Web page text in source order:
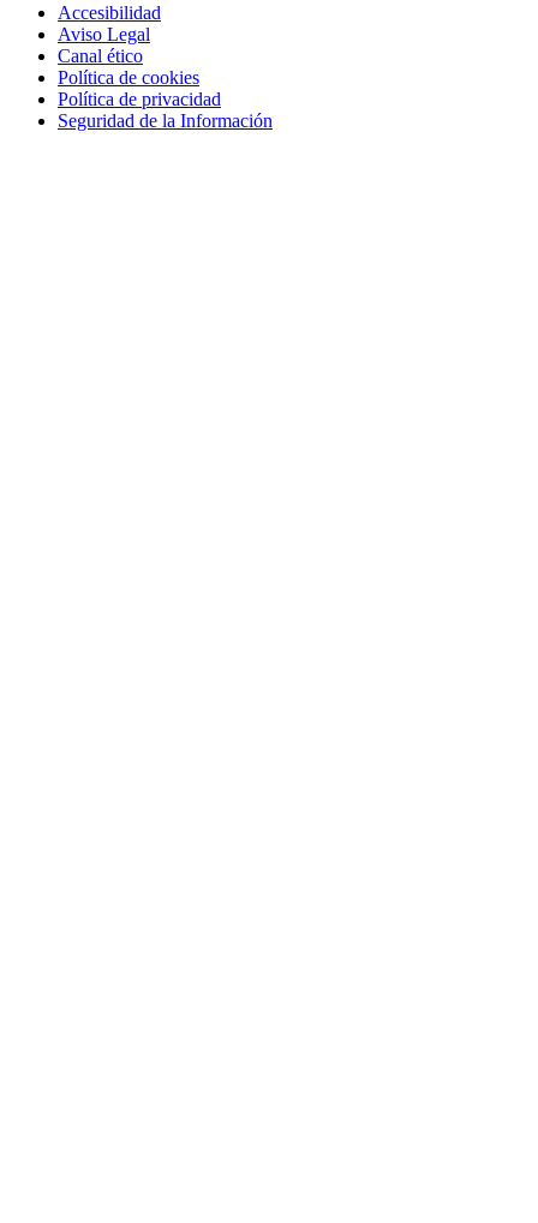
Accesibilidad
Aviso Legal
Canal ético
Política de cookies
Política de privacidad
Seguridad de la Información